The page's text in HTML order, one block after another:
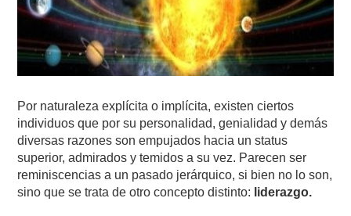
Por naturaleza explícita o implícita, existen ciertos
individuos que por su personalidad, genialidad y demás
diversas razones son empujados hacia un status
superior, admirados y temidos a su vez. Parecen ser
reminiscencias a un pasado jerárquico, si bien no lo son,
sino que se trata de otro concepto distinto: liderazgo.